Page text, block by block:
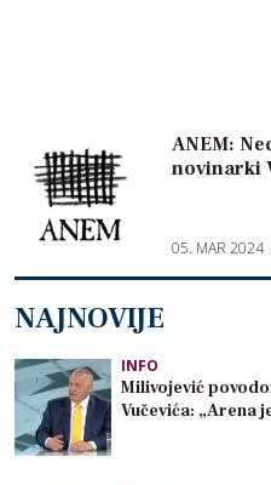
ANEM:
novinarki
05. MAR 2024
NAJNOVIJE
INFO
Milivojević
Vučevića: „Arena